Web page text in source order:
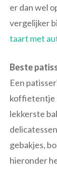
er dan wel
vergelijker
taart met
Beste
Een
koffietentje
lekkerste
gebakjes,
hieronder